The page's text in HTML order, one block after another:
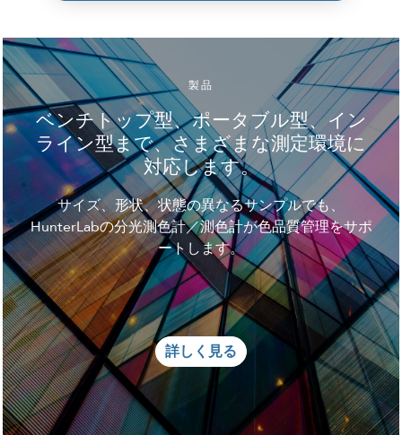
製品
ベンチトップ型、ポータブル型、イン
ライン型まで、さまざまな測定環境に
対応します。
サイズ、形状、状態の異なるサンプルでも、
HunterLabの分光測色計／測色計が色品質管理をサポ
ートします。
詳しく見る